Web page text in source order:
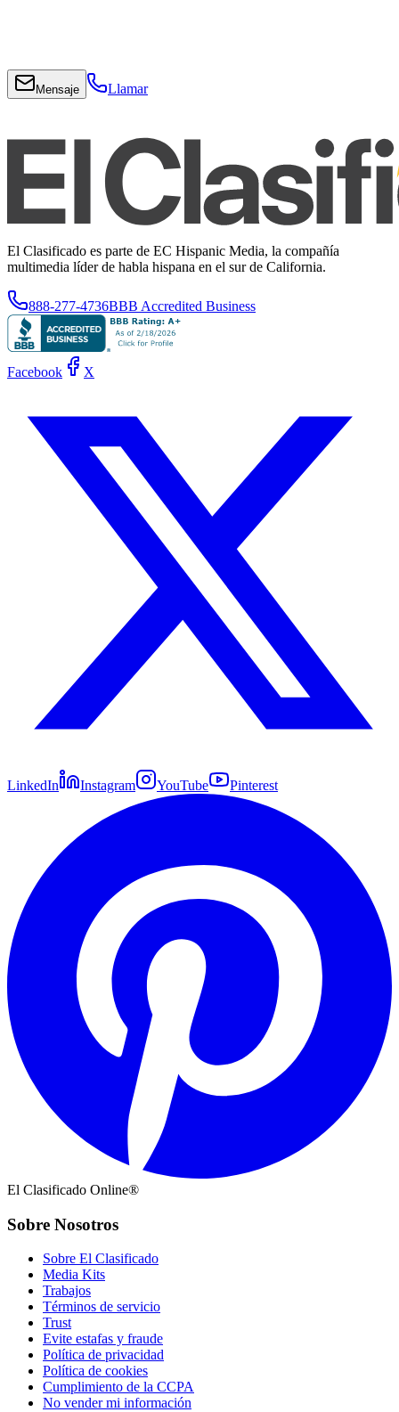
Mensaje Llamar
El Clasificado es parte de EC Hispanic Media, la compañía
multimedia líder de habla hispana en el sur de California.
888-277-4736BBB Accredited Business
Facebook X
LinkedIn Instagram YouTube Pinterest
El Clasificado Online®
Sobre Nosotros
Sobre El Clasificado
Media Kits
Trabajos
Términos de servicio
Trust
Evite estafas y fraude
Política de privacidad
Política de cookies
Cumplimiento de la CCPA
No vender mi información